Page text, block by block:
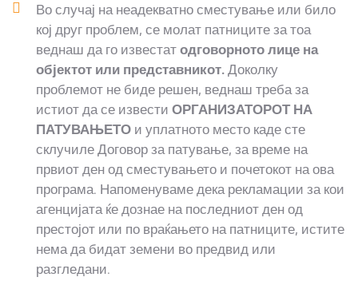
Во случај на неадекватно сместување или било
кој друг проблем, се молат патниците за тоа
веднаш да го известатодговорното лице на
објектот или представникот.Доколку
проблемот не биде решен, веднаш треба за
истиот да се извести ОРГАНИЗАТОРОТ НА
ПАТУВАЊЕТО и уплатното место каде сте
склучиле Договор за патување, за време на
првиот ден од сместувањето и почетокот на ова
програма. Напоменуваме дека рекламации за кои
агенцијата ќе дознае на последниот ден од
престојот или по враќањето на патниците, истите
нема да бидат земени во предвид или
разгледани.